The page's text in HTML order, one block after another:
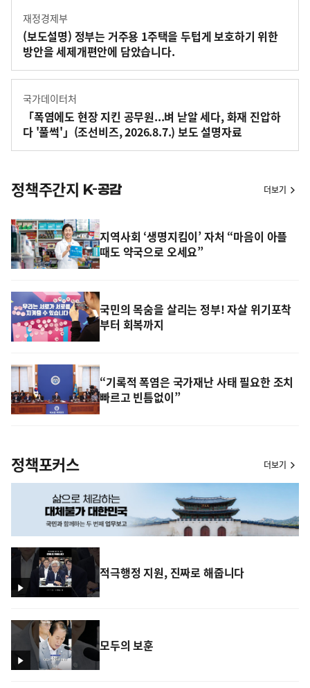
재정경제부
(보도설명) 정부는 거주용 1주택을 두텁게 보호하기 위한
방안을 세제개편안에 담았습니다.
국가데이터처
「폭염에도 현장 지킨 공무원...벼 낟알 세다, 화재 진압하
다 '풀썩'」(조선비즈, 2026.8.7.) 보도 설명자료
정책주간지
지역사회 ‘생명지킴이’ 자처 “마음이 아플
때도 약국으로 오세요”
국민의 목숨을 살리는 정부! 자살 위기포착
부터 회복까지
“기록적 폭염은 국가재난 사태 필요한 조치
빠르고 빈틈없이”
더보기
정책포커스
적극행정 지원, 진짜로 해줍니다
모두의 보훈
더보기